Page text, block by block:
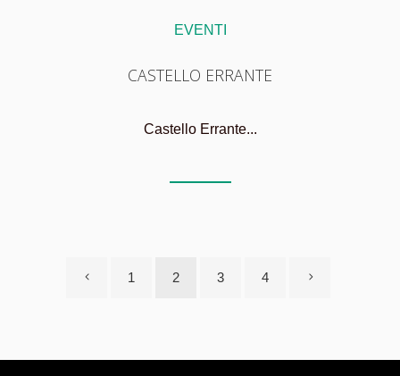
EVENTI
CASTELLO ERRANTE
Castello Errante...
1 2 3 4